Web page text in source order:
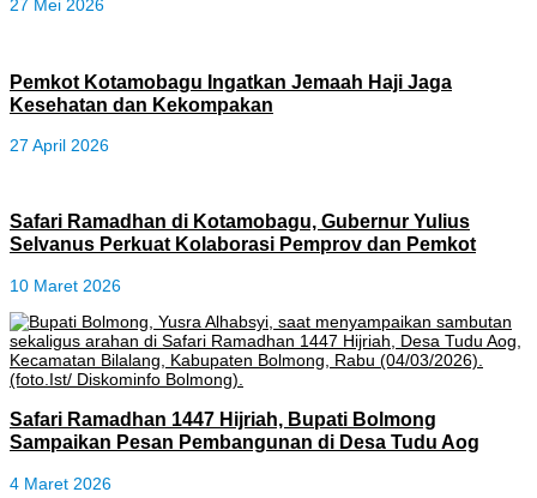
27 Mei 2026
Pemkot Kotamobagu Ingatkan Jemaah Haji Jaga
Kesehatan dan Kekompakan
27 April 2026
Safari Ramadhan di Kotamobagu, Gubernur Yulius
Selvanus Perkuat Kolaborasi Pemprov dan Pemkot
10 Maret 2026
Safari Ramadhan 1447 Hijriah, Bupati Bolmong
Sampaikan Pesan Pembangunan di Desa Tudu Aog
4 Maret 2026